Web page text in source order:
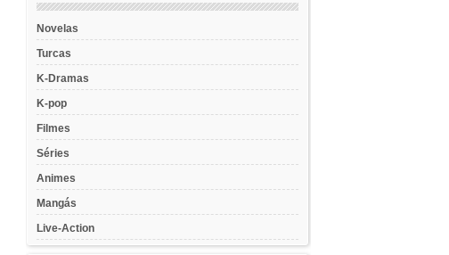
Novelas
Turcas
K-Dramas
K-pop
Filmes
Séries
Animes
Mangás
Live-Action